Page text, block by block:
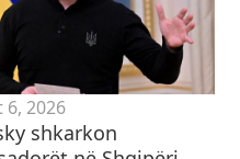
6, 2026
shkarkon